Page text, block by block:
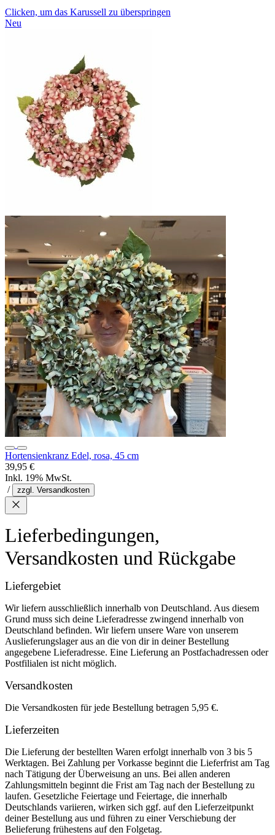
Clicken, um das Karussell zu überspringen
Neu
Hortensienkranz Edel, rosa, 45 cm
39,95 €
Inkl. 19% MwSt.
/
zzgl. Versandkosten
Lieferbedingungen,
Versandkosten und Rückgabe
Liefergebiet
Wir liefern ausschließlich innerhalb von Deutschland. Aus diesem
Grund muss sich deine Lieferadresse zwingend innerhalb von
Deutschland befinden. Wir liefern unsere Ware von unserem
Auslieferungslager aus an die von dir in deiner Bestellung
angegebene Lieferadresse. Eine Lieferung an Postfachadressen oder
Postfilialen ist nicht möglich.
Versandkosten
Die Versandkosten für jede Bestellung betragen 5,95 €.
Lieferzeiten
Die Lieferung der bestellten Waren erfolgt innerhalb von 3 bis 5
Werktagen. Bei Zahlung per Vorkasse beginnt die Lieferfrist am Tag
nach Tätigung der Überweisung an uns. Bei allen anderen
Zahlungsmitteln beginnt die Frist am Tag nach der Bestellung zu
laufen. Gesetzliche Feiertage und Feiertage, die innerhalb
Deutschlands variieren, wirken sich ggf. auf den Lieferzeitpunkt
deiner Bestellung aus und führen zu einer Verschiebung der
Belieferung frühestens auf den Folgetag.